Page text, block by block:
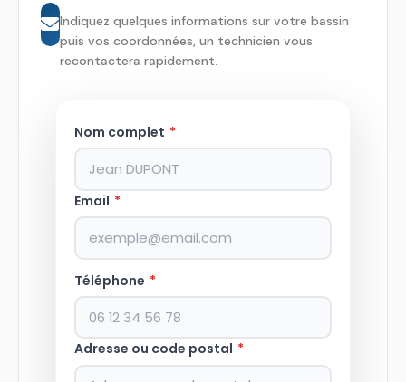
Indiquez quelques informations sur votre bassin
puis vos coordonnées, un technicien vous
recontactera rapidement.
Nom complet *
Email *
Téléphone *
Adresse ou code postal *